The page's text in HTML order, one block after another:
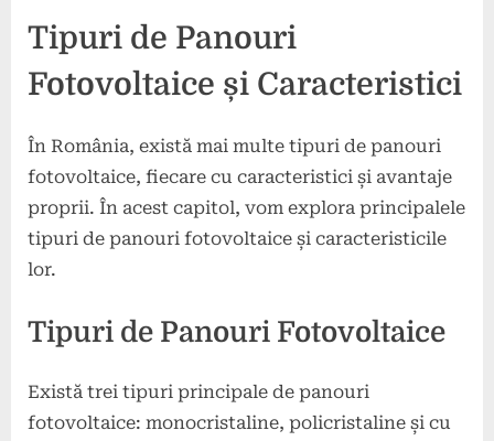
Tipuri de Panouri
Fotovoltaice și Caracteristici
În România, există mai multe tipuri de panouri
fotovoltaice, fiecare cu caracteristici și avantaje
proprii. În acest capitol, vom explora principalele
tipuri de panouri fotovoltaice și caracteristicile
lor.
Tipuri de Panouri Fotovoltaice
Există trei tipuri principale de panouri
fotovoltaice: monocristaline, policristaline și cu